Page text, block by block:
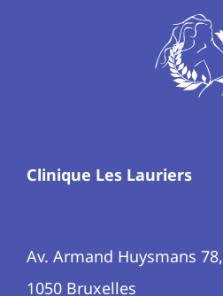
Clinique Les Lauriers
Av. Armand Huysmans 78,
1050 Bruxelles